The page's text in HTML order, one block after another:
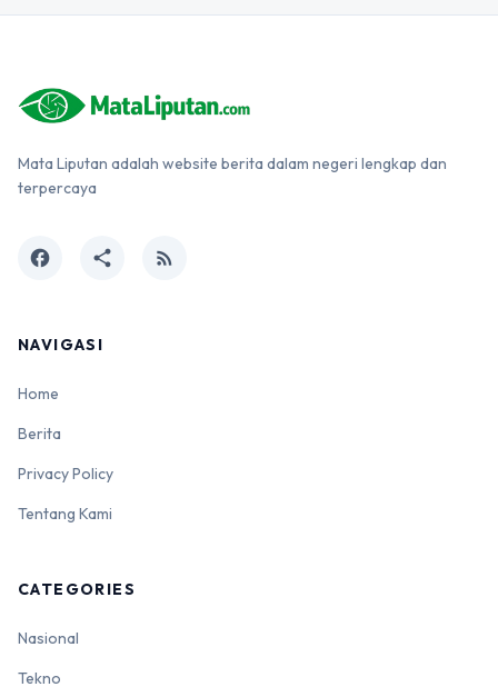
Mata Liputan adalah website berita dalam negeri lengkap dan
terpercaya
facebook share rss_feed
NAVIGASI
Home
Berita
Privacy Policy
Tentang Kami
CATEGORIES
Nasional
Tekno